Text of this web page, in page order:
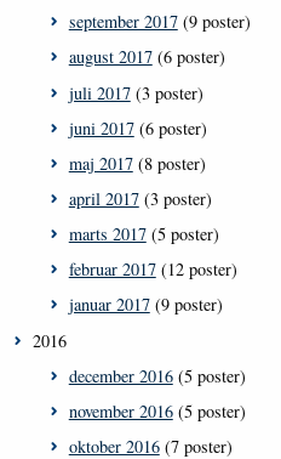
september 2017(9 poster)
august 2017(6 poster)
juli 2017(3 poster)
juni 2017(6 poster)
maj 2017(8 poster)
april 2017(3 poster)
marts 2017(5 poster)
februar 2017(12 poster)
januar 2017(9 poster)
2016
december 2016(5 poster)
november 2016(5 poster)
oktober 2016(7 poster)